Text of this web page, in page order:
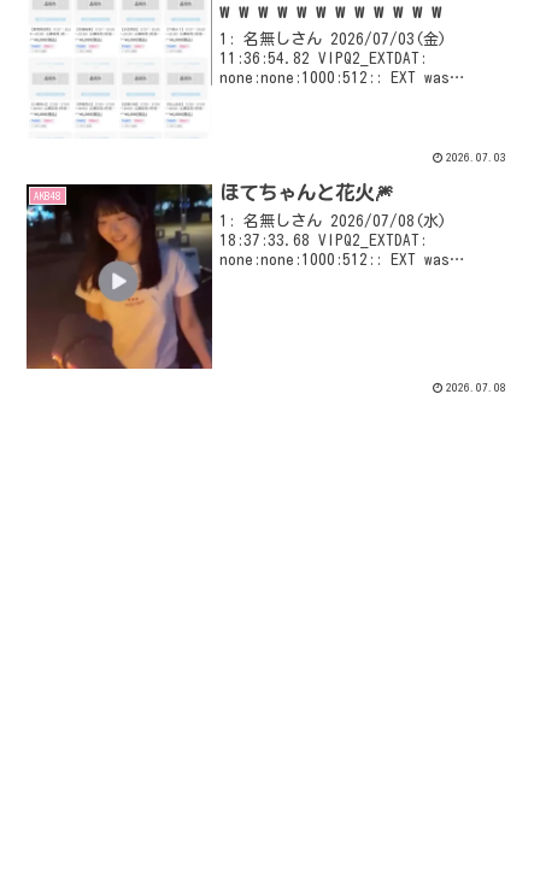
w w w w w w w w w w w w
1: 名無しさん 2026/07/03(金)
11:36:54.82 VIPQ2_EXTDAT:
none:none:1000:512:: EXT was
2026.07.03
AKB48 ほてちゃんと花火🎆
1: 名無しさん 2026/07/08(水)
18:37:33.68 VIPQ2_EXTDAT:
none:none:1000:512:: EXT was
2026.07.08